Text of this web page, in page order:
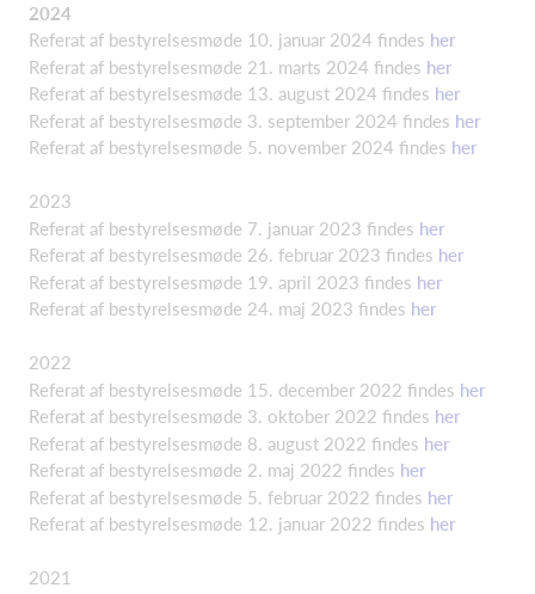
2024
Referat af bestyrelsesmøde 10. januar 2024 findes her
Referat af bestyrelsesmøde 21. marts 2024 findes her
Referat af bestyrelsesmøde 13. august 2024 findes her
Referat af bestyrelsesmøde 3. september 2024 findes her
Referat af bestyrelsesmøde 5. november 2024 findes her
2023
Referat af bestyrelsesmøde 7. januar 2023 findes her
Referat af bestyrelsesmøde 26. februar 2023 findes her
Referat af bestyrelsesmøde 19. april 2023 findes her
Referat af bestyrelsesmøde 24. maj 2023 findes her
2022
Referat af bestyrelsesmøde 15. december 2022 findes her
Referat af bestyrelsesmøde 3. oktober 2022 findes her
Referat af bestyrelsesmøde 8. august 2022 findes her
Referat af bestyrelsesmøde 2. maj 2022 findes her
Referat af bestyrelsesmøde 5. februar 2022 findes her
Referat af bestyrelsesmøde 12. januar 2022 findes her
2021